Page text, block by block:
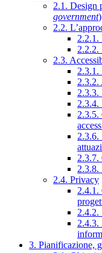
2.1. Design
government)
2.2.
2.2.1.
2.2.2.
2.3.
2.3.1.
2.3.2.
2.3.3.
2.3.4.
2.3.5.
2.3.6.
2.3.7.
2.3.8.
2.4. Privacy
2.4.1.
2.4.2.
2.4.3.
3. Pianificazione,